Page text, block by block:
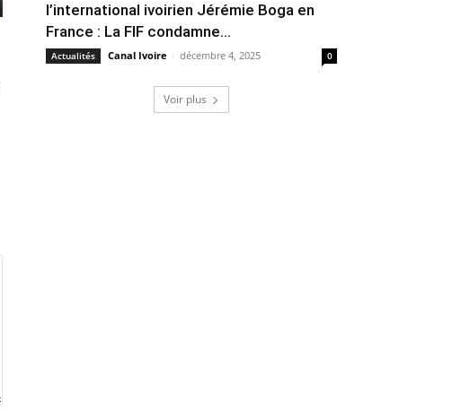
l’international ivoirien Jérémie Boga en
France : La FIF condamne...
Actualités Canal Ivoire - décembre 4, 2025 0
Voir plus